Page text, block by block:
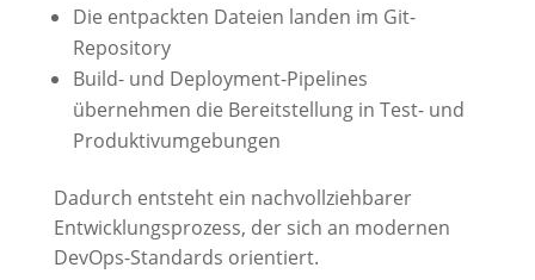
Die entpackten Dateien landen im Git-
Repository
Build- und Deployment-Pipelines
übernehmen die Bereitstellung in Test- und
Produktivumgebungen
Dadurch entsteht ein nachvollziehbarer
Entwicklungsprozess, der sich an modernen
DevOps-Standards orientiert.